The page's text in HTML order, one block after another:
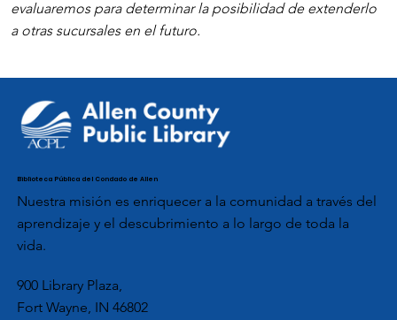
evaluaremos para determinar la posibilidad de extenderlo
a otras sucursales en el futuro.
Biblioteca Pública del Condado de Allen
Nuestra misión es enriquecer a la comunidad a través del
aprendizaje y el descubrimiento a lo largo de toda la
vida.
900 Library Plaza,
Fort Wayne, IN 46802